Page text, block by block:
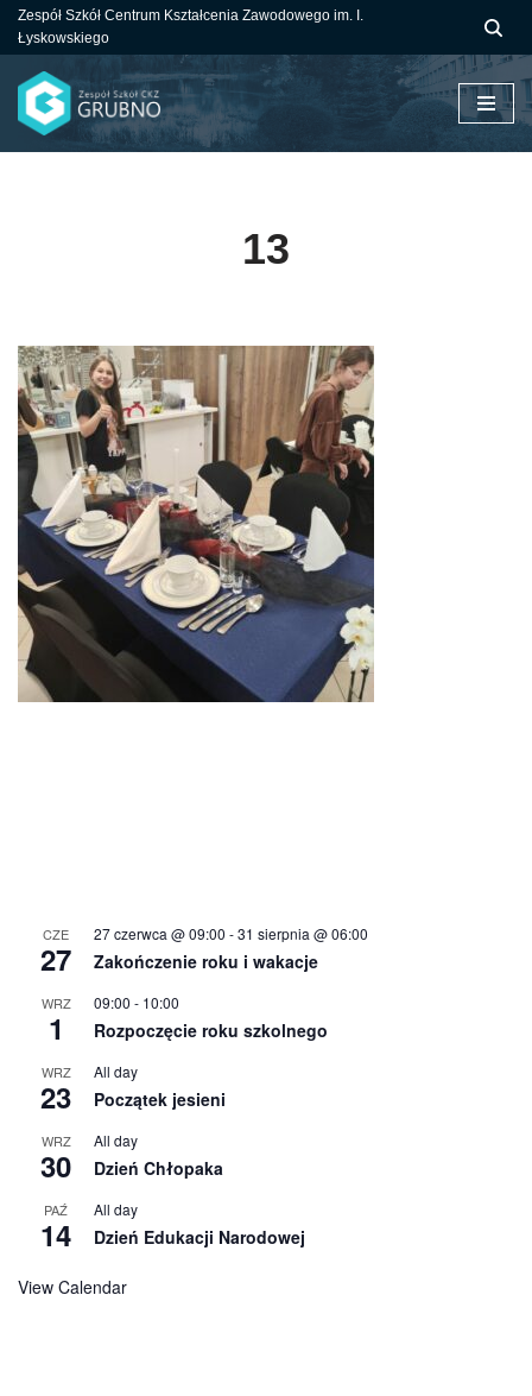
do
treści
Zespół Szkół Centrum Kształcenia Zawodowego im. I.
Łyskowskiego
13
CZE
27
27 czerwca @ 09:00 -31 sierpnia @ 06:00
Zakończenie roku i wakacje
WRZ
1
09:00 - 10:00
Rozpoczęcie roku szkolnego
WRZ
23
All day
Początek jesieni
WRZ
30
All day
Dzień Chłopaka
PAŹ
14
All day
Dzień Edukacji Narodowej
View Calendar